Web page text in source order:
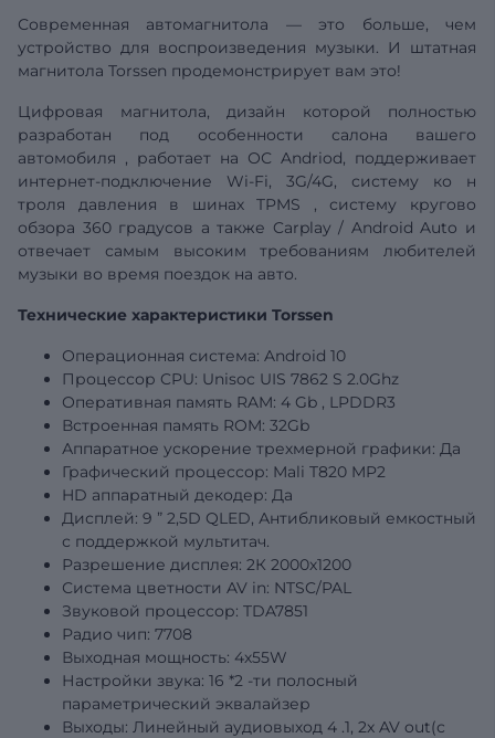
Современная автомагнитола — это больше, чем
устройство для воспроизведения музыки. И штатная
магнитола Torssen продемонстрирует вам это!
Цифровая магнитола, дизайн которой полностью
разработан под особенности салона вашего
автомобиля , работает на ОС Andriod, поддерживает
интернет-подключение Wi-Fi, 3G/4G, систему ко н
троля давления в шинахTPMS ,
систему кругово
обзора 360 градусов а также Carplay / Android Auto и
отвечает самым высоким требованиям любителей
музыки во время поездок на авто.
Технические характеристики Torssen
Операционная система: Android 10
Процессор CPU: Unisoc UIS 7862 S 2.0Ghz
Оперативная память RAM: 4 Gb , LPDDR3
Встроенная память ROM: 32Gb
Аппаратное ускорение трехмерной графики: Да
Графический процессор: Mali T820 MP2
HD аппаратный декодер: Да
Дисплей: 9 ” 2,5D QLED, Антибликовый емкостный
с поддержкой мультитач.
Разрешение дисплея: 2К 2000х1200
Система цветности AV in: NTSC/PAL
Звуковой процессор: TDA7851
Радио чип: 7708
Выходная мощность: 4х55W
Настройки звука: 16 *2 -ти полосный
параметрический эквалайзер
Выходы: Линейный аудиовыход 4 .1, 2x AV out(с